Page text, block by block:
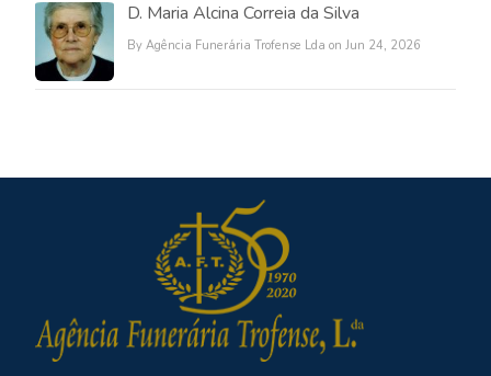
D. Maria Alcina Correia da Silva
By Agência Funerária Trofense Lda on Jun 24, 2026